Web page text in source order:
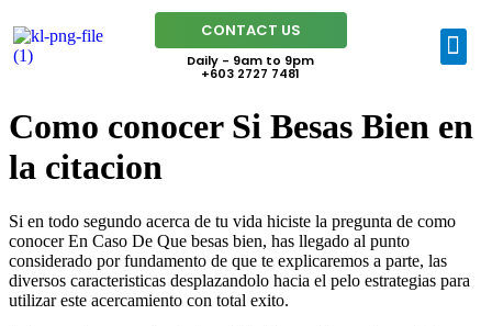
CONTACT US
Daily - 9am to 9pm
+603 2727 7481
Como conocer Si Besas Bien en
la citacion
Si en todo segundo acerca de tu vida hiciste la pregunta de como
conocer En Caso De Que besas bien, has llegado al punto
considerado por fundamento de que te explicaremos a parte, las
diversos caracteristicas desplazandolo hacia el pelo estrategias para
utilizar este acercamiento con total exito.